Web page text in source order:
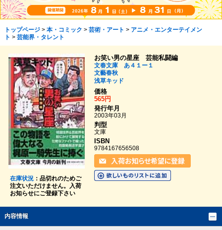
トップページ> 本・コミック > 芸術・アート > アニメ・エンターテイメン
ト > 芸能界・タレント
在庫状況：品切れのためご
注文いただけません。入荷
お知らせにご登録下さい
お笑い男の星座 芸能私闘編
文春文庫 あ４１ー１
文藝春秋
浅草キッド
価格
565円
発行年月
2003年03月
判型
文庫
ISBN
9784167656508
内容情報